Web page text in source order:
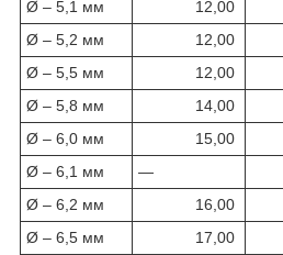
Ø – 5,1 мм 12,00
Ø – 5,2 мм
12,00
Ø – 5,5 мм
12,00
Ø – 5,8 мм
14,00
Ø – 6,0 мм
15,00
Ø – 6,1 мм
—
Ø – 6,2 мм
16,00
Ø – 6,5 мм
17,00